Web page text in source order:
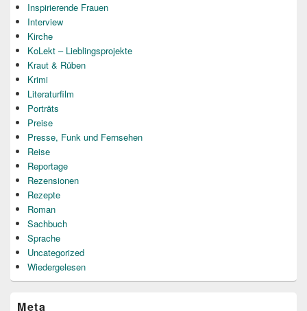
Inspirierende Frauen
Interview
Kirche
KoLekt – Lieblingsprojekte
Kraut & Rüben
Krimi
Literaturfilm
Porträts
Preise
Presse, Funk und Fernsehen
Reise
Reportage
Rezensionen
Rezepte
Roman
Sachbuch
Sprache
Uncategorized
Wiedergelesen
Meta